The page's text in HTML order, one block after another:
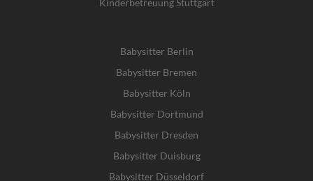
Kinderbetreuung Stuttgart
Babysitter Berlin
Babysitter Bremen
Babysitter Köln
Babysitter Dortmund
Babysitter Dresden
Babysitter Duisburg
Babysitter Düsseldorf